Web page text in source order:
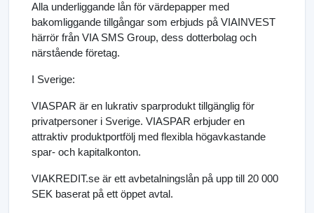
Alla underliggande lån för värdepapper med
bakomliggande tillgångar som erbjuds på VIAINVEST
härrör från VIA SMS Group, dess dotterbolag och
närstående företag.
I Sverige:
VIASPAR är en lukrativ sparprodukt tillgänglig för
privatpersoner i Sverige. VIASPAR erbjuder en
attraktiv produktportfölj med flexibla högavkastande
spar- och kapitalkonton.
VIAKREDIT.se är ett avbetalningslån på upp till 20 000
SEK baserat på ett öppet avtal.